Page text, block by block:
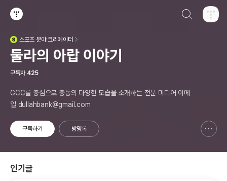
스포츠분야 크리에이터
둘라의 아랍 이야기
구독자 425
GCC를 중심으로 중동의 다양한 모습을 소개하는 전문 미디어 이메
일 dullahbank@gmail.com
구독하기 방명록
인기글